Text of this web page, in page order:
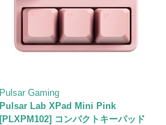
Pulsar Gaming
Pulsar Lab XPad Mini Pink
[PLXPM102] コンパクトキーパッド